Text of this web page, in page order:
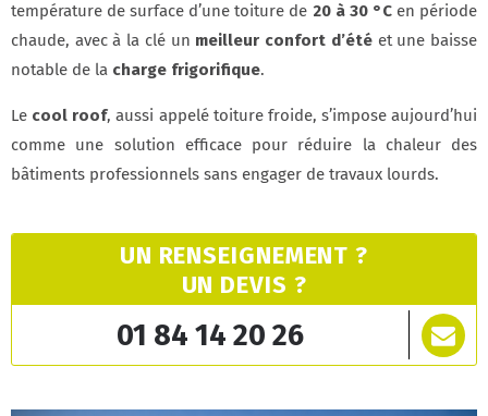
température de surface d’une toiture de 20 à 30 °Cen période
chaude, avec à la clé un meilleur confort d’étéet une baisse
notable de la charge frigorifique.
Le cool roof, aussi appelé toiture froide, s’impose aujourd’hui
comme une solution efficace pour réduire la chaleur des
bâtiments professionnels sans engager de travaux lourds.
UN RENSEIGNEMENT ?
UN DEVIS ?
01 84 14 20 26